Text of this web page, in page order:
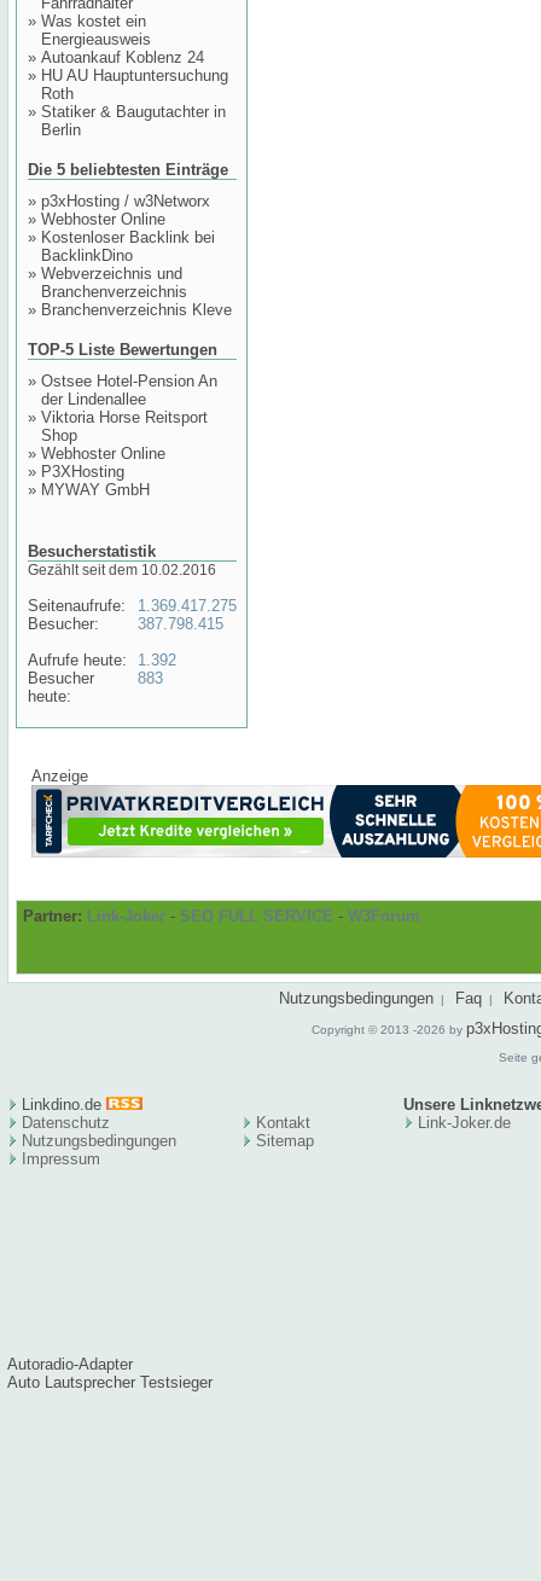
» Was kostet ein
Energieausweis
» Autoankauf Koblenz 24
» HU AU Hauptuntersuchung
Roth
» Statiker & Baugutachter in
Berlin
Die 5 beliebtesten Einträge
» p3xHosting / w3Networx
» Webhoster Online
» Kostenloser Backlink bei
BacklinkDino
» Webverzeichnis und
Branchenverzeichnis
» Branchenverzeichnis Kleve
TOP-5 Liste Bewertungen
» Ostsee Hotel-Pension An
der Lindenallee
» Viktoria Horse Reitsport
Shop
» Webhoster Online
» P3XHosting
» MYWAY GmbH
Besucherstatistik
Gezählt seit dem 10.02.2016
Seitenaufrufe:
Besucher:
Aufrufe heute:
Besucher
heute:
1.369.417.275
387.798.415
1.392
883
Anzeige
Partner: Link-Joker - SEO FULL SERVICE - W3Forum
Nutzungsbedingungen | Faq |
Copyright © 2013 -2026 by
Seite
Linkdino.de
Unsere
Datenschutz
Nutzungsbedingungen
Impressum
Kontakt
Sitemap
Link-Joker.de
Autoradio-Adapter
Auto Lautsprecher Testsieger